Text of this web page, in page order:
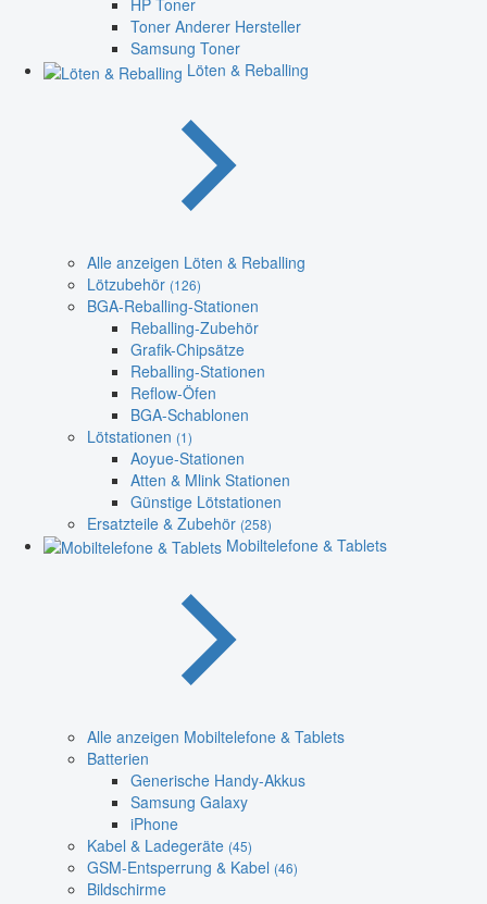
HP Toner
Toner Anderer Hersteller
Samsung Toner
Löten & Reballing
Alle anzeigen Löten & Reballing
Lötzubehör (126)
BGA-Reballing-Stationen
Reballing-Zubehör
Grafik-Chipsätze
Reballing-Stationen
Reflow-Öfen
BGA-Schablonen
Lötstationen (1)
Aoyue-Stationen
Atten & Mlink Stationen
Günstige Lötstationen
Ersatzteile & Zubehör (258)
Mobiltelefone & Tablets
Alle anzeigen Mobiltelefone & Tablets
Batterien
Generische Handy-Akkus
Samsung Galaxy
iPhone
Kabel & Ladegeräte (45)
GSM-Entsperrung & Kabel (46)
Bildschirme